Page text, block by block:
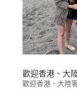
歡迎香港、大
歡迎香港、大陸